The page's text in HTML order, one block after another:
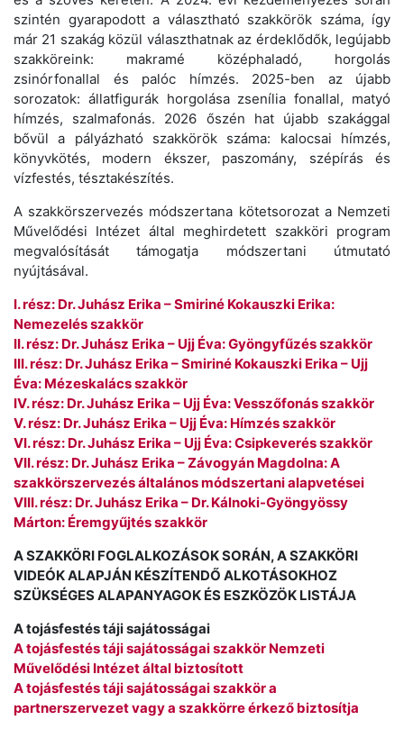
szintén gyarapodott a választható szakkörök száma, így
már 21 szakág közül választhatnak az érdeklődők, legújabb
szakköreink: makramé középhaladó, horgolás
zsinórfonallal és palóc hímzés. 2025-ben az újabb
sorozatok: állatfigurák horgolása zsenília fonallal, matyó
hímzés, szalmafonás. 2026 őszén hat újabb szakággal
bővül a pályázható szakkörök száma: kalocsai hímzés,
könyvkötés, modern ékszer, paszomány, szépírás és
vízfestés, tésztakészítés.
A szakkörszervezés módszertana kötetsorozat a Nemzeti
Művelődési Intézet által meghirdetett szakköri program
megvalósítását támogatja módszertani útmutató
nyújtásával.
I. rész: Dr. Juhász Erika – Smiriné Kokauszki Erika:
Nemezelés szakkör
II. rész: Dr. Juhász Erika – Ujj Éva: Gyöngyfűzés szakkör
III. rész: Dr. Juhász Erika – Smiriné Kokauszki Erika – Ujj
Éva: Mézeskalács szakkör
IV. rész: Dr. Juhász Erika – Ujj Éva: Vesszőfonás szakkör
V. rész: Dr. Juhász Erika – Ujj Éva: Hímzés szakkör
VI. rész: Dr. Juhász Erika – Ujj Éva: Csipkeverés szakkör
VII. rész: Dr. Juhász Erika – Závogyán Magdolna: A
szakkörszervezés általános módszertani alapvetései
VIII. rész: Dr. Juhász Erika – Dr. Kálnoki-Gyöngyössy
Márton: Éremgyűjtés szakkör
A SZAKKÖRI FOGLALKOZÁSOK SORÁN, A SZAKKÖRI
VIDEÓK ALAPJÁN KÉSZÍTENDŐ ALKOTÁSOKHOZ
SZÜKSÉGES ALAPANYAGOK ÉS ESZKÖZÖK LISTÁJA
A tojásfestés táji sajátosságai
A tojásfestés táji sajátosságai szakkör Nemzeti
Művelődési Intézet által biztosított
A tojásfestés táji sajátosságai szakkör a
partnerszervezet vagy a szakkörre érkező biztosítja